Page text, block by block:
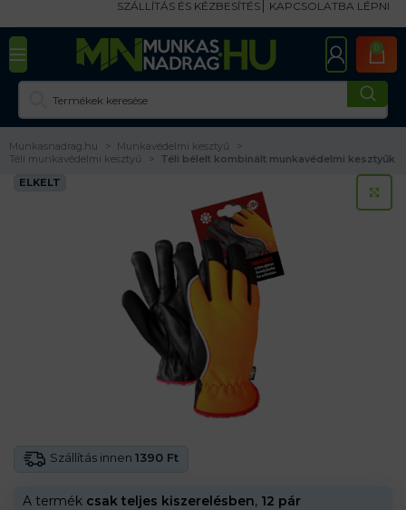
SZÁLLÍTÁS ÉS KÉZBESÍTÉS KAPCSOLATBA LÉPNI
0
Munkasnadrag.hu
Munkavédelmi kesztyű
Téli munkavédelmi kesztyű
Téli bélelt kombinált munkavédelmi kesztyűk
ELKELT
Szállítás innen 1390 Ft
A termék csak teljes kiszerelésben, 12 pár